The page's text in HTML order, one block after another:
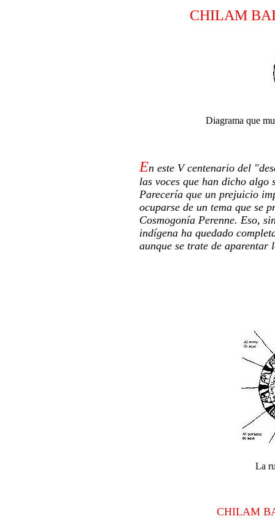
CHILAM
Diagrama que
En este V centenario del
las voces que han dicho
Parecería que un prejuicio
ocuparse de un tema que se
Cosmogonía Perenne. Eso,
indígena ha quedado
aunque se trate de aparentar
La
CHILAM